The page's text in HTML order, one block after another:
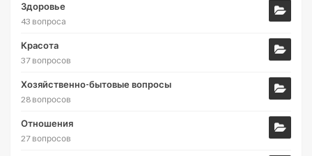
Здоровье
43 вопроса
Красота
37 вопросов
Хозяйственно-бытовые вопросы
28 вопросов
Отношения
27 вопросов